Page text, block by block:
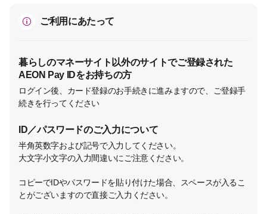
ご利用にあたって
暮らしのマネーサイト以外のサイトでご登録された
AEON Pay IDをお持ちの方
ログイン後、カード登録のお手続きに進みますので、ご登録手
続きを行ってください
ID／パスワードのご入力について
半角英数字および記号で入力してください。
大文字小文字の入力間違いにご注意ください。
コピーでIDやパスワードを貼り付けた場合、スペースが入るこ
とがございますので直接ご入力ください。